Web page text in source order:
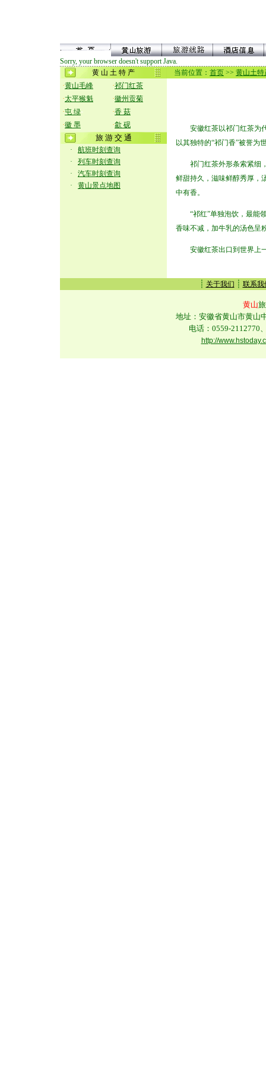
Sorry, your browser doesn't support Java.
黄 山 土 特 产
·黄山毛峰 ·祁门红茶
·太平猴魁 ·徽州贡菊
·屯 绿- ·香 菇
·徽 墨 ·歙 砚
旅 游 交 通
·
航班时刻查询
·
列车时刻查询
·
汽车时刻查询
·
黄山景点地图
当前位置： 首页 >> 黄山土特
安徽红茶以祁门红茶为代
以其独特的“祁门香”被誉为
祁门红茶外形条索紧细，
鲜甜持久，滋味鲜醇秀厚，
中有香。
“祁红”单独泡饮，最能领
香味不减，加牛乳的汤色呈
安徽红茶出口到世界上一
┊ 关于我们 ┊ 联系我
黄山
地址：安徽省黄山市黄山
电话：0559-2112770
http://